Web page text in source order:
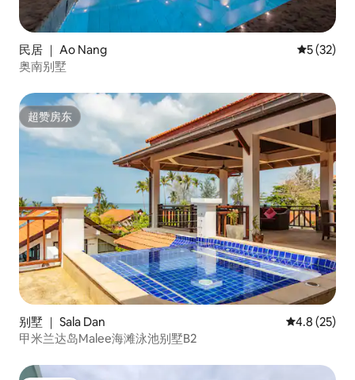
民居 ｜ Ao Nang 平均评分
5 (32)
奥南别墅
超赞房东
超赞房东
别墅 ｜ Sala Dan 平均评分
4.8 (25)
甲米兰达岛Malee海滩泳池别墅B2